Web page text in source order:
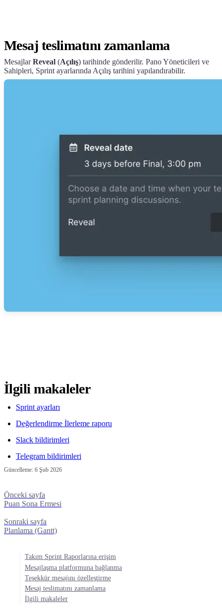
Mesaj teslimatını zamanlama
MesajlarReveal (Açılış) tarihinde gönderilir. Pano Yöneticileri ve
Sahipleri, Sprint ayarlarında Açılış tarihini yapılandırabilir.
İlgili makaleler
Sprint ayarları
Değerlendirme İlerleme raporu
Slack bildirimleri
Telegram bildirimleri
Güncelleme: 6 Şub 2026
Önceki sayfa
Puan Sona Ermesi
Sonraki sayfa
Planlama (Gantt)
Takım Sprint Raporlarına erişim
Mesajlaşma platformuna bağlanma
Teşekkür mesajını özelleştirme
Mesaj teslimatını zamanlama
İlgili makaleler